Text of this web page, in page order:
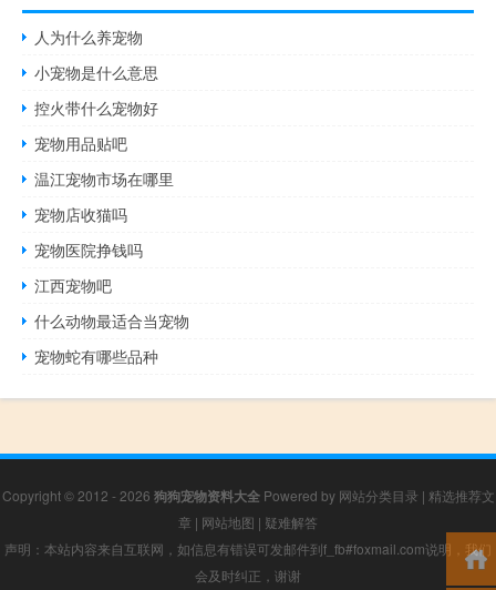
人为什么养宠物
小宠物是什么意思
控火带什么宠物好
宠物用品贴吧
温江宠物市场在哪里
宠物店收猫吗
宠物医院挣钱吗
江西宠物吧
什么动物最适合当宠物
宠物蛇有哪些品种
Copyright © 2012 - 2026 狗狗宠物资料大全Powered by 网站分类目录 | 精选推荐文
章 | 网站地图 | 疑难解答
声明：本站内容来自互联网，如信息有错误可发邮件到f_fb#foxmail.com说明，我们
会及时纠正，谢谢